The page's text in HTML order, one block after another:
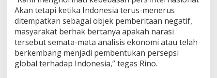
N
I
A
R
K
A
N
Akan tetapi ketika Indonesia terus-menerus
ditempatkan sebagai objek pemberitaan negatif,
masyarakat berhak bertanya apakah narasi
tersebut semata-mata analisis ekonomi atau telah
berkembang menjadi pembentukan persepsi
global terhadap Indonesia,” tegas Rino.